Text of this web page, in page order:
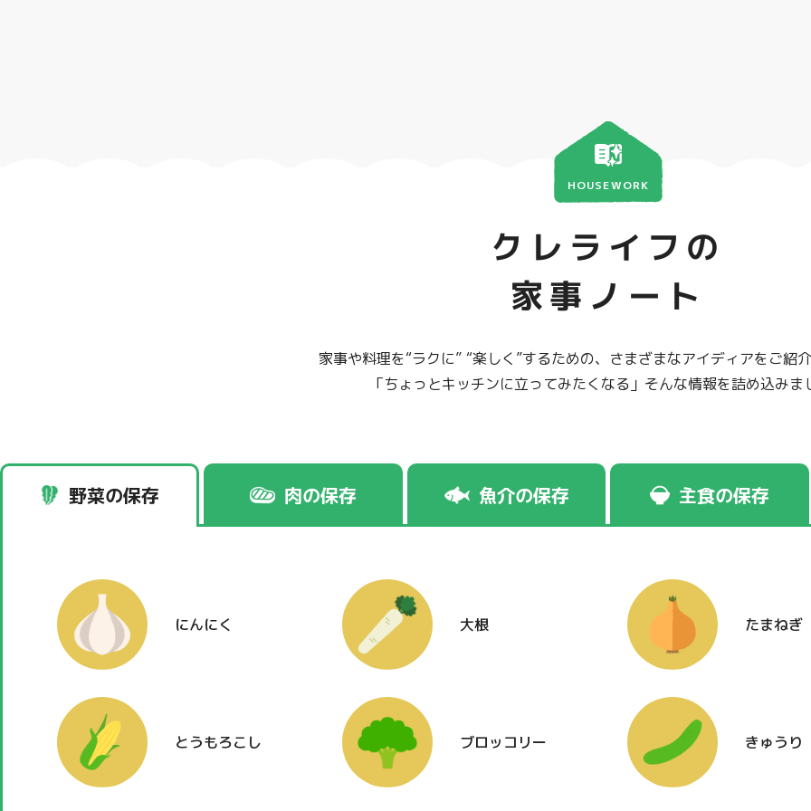
HOUSEWORK
クレライフの
家事ノート
家事や料理を“ラクに” “楽しく”するための、さまざまなアイディアをご紹介
「ちょっとキッチンに立ってみたくなる」そんな情報を詰め込みま
野菜の保存 肉の保存 魚介の保存 主食の保存
にんにく 大根 たまねぎ
とうもろこし ブロッコリー きゅうり